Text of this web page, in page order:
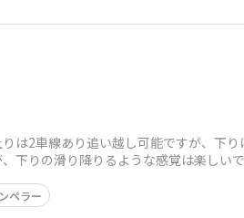
は2車線あり追い越し可能ですが、下り
下りの滑り降りるような感覚は楽しい
ペラー